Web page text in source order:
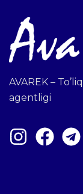
AVAREK –
agentligi